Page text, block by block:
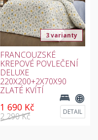
3 varianty
FRANCOUZSKÉ
KREPOVÉ POVLEČENÍ
DELUXE
220X200+2X70X90
ZLATÉ KVÍTÍ
1 690 Kč
2 290 Kč DETAIL